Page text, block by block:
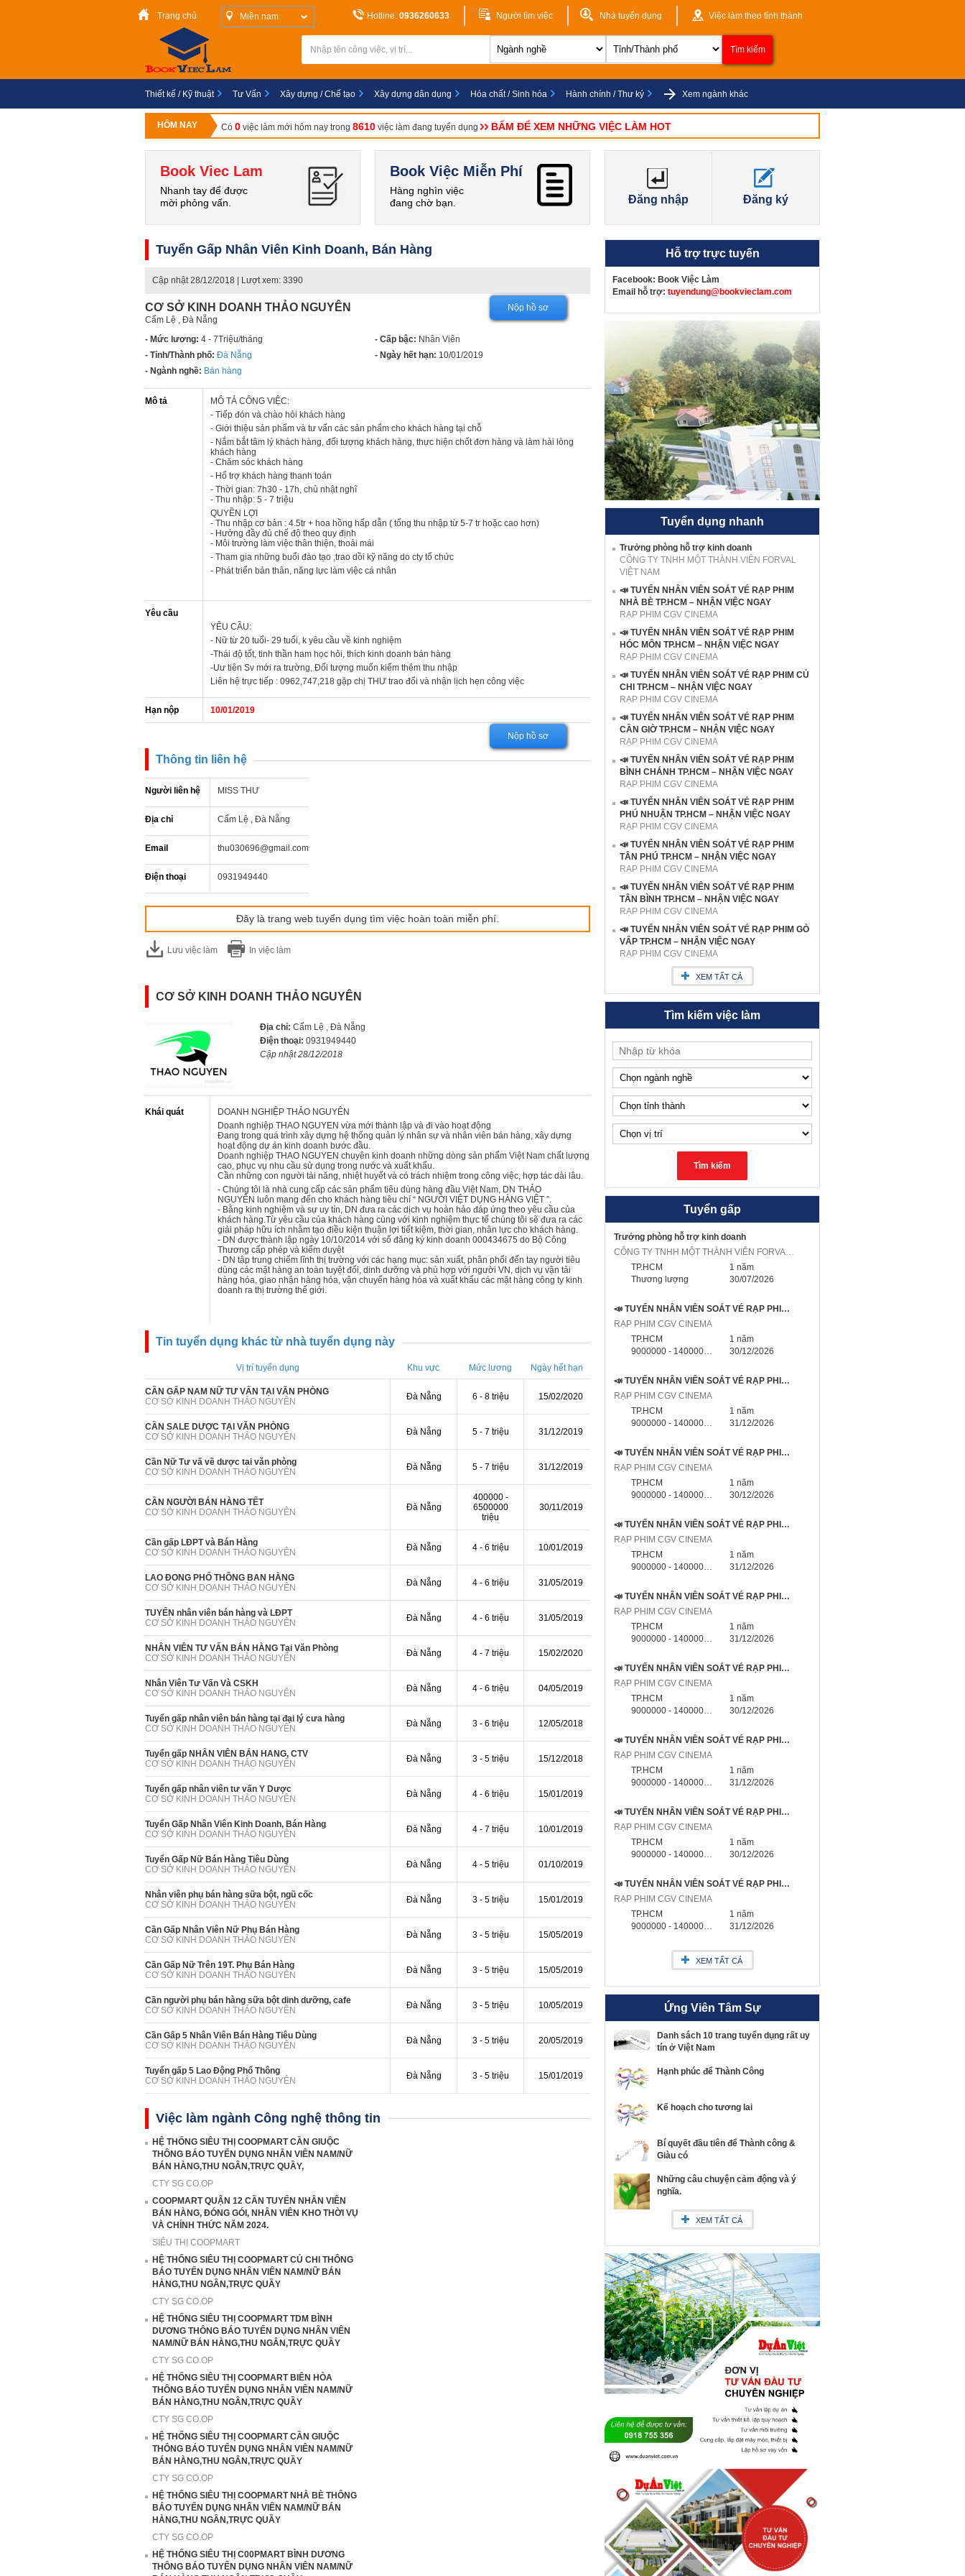
Trang chủ Miền nam Hotline: 0936260633 Người tìm việc Nhà tuyển dụng Việc làm theo tỉnh thành
Thiết kế / Kỹ thuật Tư Vấn Xây dựng / Chế tạo Xây dựng dân dụng Hóa chất / Sinh hóa Hành chính / Thư ký Xem ngành khác
HÔM NAY Có 0 việc làm mới hôm nay trong 8610 việc làm đang tuyển dụng BẤM ĐỂ XEM NHỮNG VIỆC LÀM HOT
Book Viec Lam
Nhanh tay để được
mời phỏng vấn.
Book Việc Miễn Phí
Hàng nghìn việc
đang chờ bạn.
Đăng nhập Đăng ký
Tuyển Gấp Nhân Viên Kinh Doanh, Bán Hàng
Cập nhật28/12/2018 | Lượt xem: 3390
CƠ SỞ KINH DOANH THẢO NGUYÊN
Cẩm Lệ , Đà Nẵng
Nộp hồ sơ
- Mức lương: 4 - 7Triệu/tháng
- Tỉnh/Thành phố: Đà Nẵng
- Ngành nghề: Bán hàng
- Cấp bậc: Nhân Viên
- Ngày hết hạn: 10/01/2019
Mô tả
MÔ TẢ CÔNG VIỆC:
- Tiếp đón và chào hỏi khách hàng
- Giới thiệu sản phẩm và tư vấn các sản phẩm cho khách hàng tại chỗ
- Nắm bắt tâm lý khách hàng, đối tượng khách hàng, thực hiện chốt đơn hàng và làm hài lòng
khách hàng
- Chăm sóc khách hàng
- Hổ trợ khách hàng thanh toán
- Thời gian: 7h30 - 17h, chủ nhật nghĩ
- Thu nhập: 5 - 7 triệu
QUYỀN LỢI
- Thu nhập cơ bản : 4.5tr + hoa hồng hấp dẫn ( tổng thu nhập từ 5-7 tr hoặc cao hơn)
- Hưởng đầy đủ chế độ theo quy định
- Môi trường làm việc thân thiện, thoải mái
- Tham gia những buổi đào tạo ,trao dồi kỹ năng do cty tổ chức
- Phát triển bản thân, năng lực làm việc cá nhân
Yêu cầu
YÊU CẦU:
- Nữ từ 20 tuổi- 29 tuổi, k yêu cầu về kinh nghiệm
-Thái độ tốt, tinh thần ham học hỏi, thích kinh doanh bán hàng
-Uư tiên Sv mới ra trường, Đối tượng muốn kiếm thêm thu nhập
Liên hệ trực tiếp : 0962,747,218 gặp chị THƯ trao đổi và nhận lịch hẹn công việc
Hạn nộp 10/01/2019
Nộp hồ sơ
Thông tin liên hệ
Người liên hệ MISS THƯ
Địa chỉ Cẩm Lệ , Đà Nẵng
Email thu030696@gmail.com
Điện thoại 0931949440
Đây là trang web tuyển dụng tìm việc hoàn toàn miễn phí.
Lưu việc làm In việc làm
CƠ SỞ KINH DOANH THẢO NGUYÊN
Địa chỉ: Cẩm Lệ , Đà Nẵng
Điện thoại: 0931949440
Cập nhật 28/12/2018
Khái quát
DOANH NGHIỆP THẢO NGUYÊN
Doanh nghiệp THAO NGUYEN vừa mới thành lập và đi vào hoạt động
Đang trong quá trình xây dựng hệ thống quản lý nhân sự và nhân viên bán hàng, xây dựng
hoạt động dự án kinh doanh bước đầu.
Doanh nghiệp THAO NGUYEN chuyên kinh doanh những dòng sản phẩm Việt Nam chất lượng
cao, phục vụ nhu cầu sử dụng trong nước và xuất khẩu.
Cần những con người tài năng, nhiệt huyết và có trách nhiệm trong công việc, hợp tác dài lâu.
- Chúng tôi là nhà cung cấp các sản phẩm tiêu dùng hàng đầu Việt Nam, DN THẢO
NGUYÊN luôn mang đến cho khách hàng tiêu chí “ NGƯỜI VIỆT DỤNG HÀNG VIỆT ”.
- Bằng kinh nghiệm và sự uy tín, DN đưa ra các dịch vụ hoàn hảo đáp ứng theo yêu cầu của
khách hàng.Từ yêu cầu của khách hàng cùng với kinh nghiệm thực tế chúng tôi sẽ đưa ra các
giải pháp hữu ích nhằm tạo điều kiện thuận lợi tiết kiệm, thời gian, nhân lực cho khách hàng.
- DN được thành lập ngày 10/10/2014 với số đăng ký kinh doanh 000434675 do Bộ Công
Thương cấp phép và kiểm duyệt
- DN tập trung chiếm lĩnh thị trường với các hạng mục: sản xuất, phân phối đến tay người tiêu
dùng các mặt hàng an toàn tuyệt đối, dinh dưỡng và phù hợp với người VN, dịch vụ vận tải
hàng hóa, giao nhận hàng hóa, vận chuyển hàng hóa và xuất khẩu các mặt hàng công ty kinh
doanh ra thị trường thế giới.
Tin tuyển dụng khác từ nhà tuyển dụng này
Vị trí tuyển dụng Khu vực Mức lương Ngày hết hạn
CẦN GẤP NAM NỮ TƯ VẤN TẠI VĂN PHÒNG
CƠ SỞ KINH DOANH THẢO NGUYÊN
Đà Nẵng 6 - 8 triệu 15/02/2020
CẦN SALE DƯỢC TẠI VĂN PHÒNG
CƠ SỞ KINH DOANH THẢO NGUYÊN
Đà Nẵng 5 - 7 triệu 31/12/2019
Cần Nữ Tư vấ về dược tai văn phòng
CƠ SỞ KINH DOANH THẢO NGUYÊN
Đà Nẵng 5 - 7 triệu 31/12/2019
CẦN NGƯỜI BÁN HÀNG TẾT
CƠ SỞ KINH DOANH THẢO NGUYÊN
Đà Nẵng
400000 -
6500000
triệu
30/11/2019
Cần gấp LĐPT và Bán Hàng
CƠ SỞ KINH DOANH THẢO NGUYÊN
Đà Nẵng 4 - 6 triệu 10/01/2019
LAO ĐONG PHỔ THÔNG BAN HÀNG
CƠ SỞ KINH DOANH THẢO NGUYÊN
Đà Nẵng 4 - 6 triệu 31/05/2019
TUYỂN nhân viên bán hàng và LĐPT
CƠ SỞ KINH DOANH THẢO NGUYÊN
Đà Nẵng 4 - 6 triệu 31/05/2019
NHÂN VIÊN TƯ VẤN BÁN HÀNG Tại Văn Phòng
CƠ SỞ KINH DOANH THẢO NGUYÊN
Đà Nẵng 4 - 7 triệu 15/02/2020
Nhân Viên Tư Vấn Và CSKH
CƠ SỞ KINH DOANH THẢO NGUYÊN
Đà Nẵng 4 - 6 triệu 04/05/2019
Tuyển gấp nhân viên bán hàng tại đại lý cưa hàng
CƠ SỞ KINH DOANH THẢO NGUYÊN
Đà Nẵng 3 - 6 triệu 12/05/2018
Tuyển gấp NHÂN VIÊN BÁN HANG, CTV
CƠ SỞ KINH DOANH THẢO NGUYÊN
Đà Nẵng 3 - 5 triệu 15/12/2018
Tuyển gấp nhân viên tư vấn Y Dược
CƠ SỞ KINH DOANH THẢO NGUYÊN
Đà Nẵng 4 - 6 triệu 15/01/2019
Tuyển Gấp Nhân Viên Kinh Doanh, Bán Hàng
CƠ SỞ KINH DOANH THẢO NGUYÊN
Đà Nẵng 4 - 7 triệu 10/01/2019
Tuyển Gấp Nữ Bán Hàng Tiêu Dùng
CƠ SỞ KINH DOANH THẢO NGUYÊN
Đà Nẵng 4 - 5 triệu 01/10/2019
Nhân viên phụ bán hàng sữa bột, ngũ cốc
CƠ SỞ KINH DOANH THẢO NGUYÊN
Đà Nẵng 3 - 5 triệu 15/01/2019
Cần Gấp Nhân Viên Nữ Phụ Bán Hàng
CƠ SỞ KINH DOANH THẢO NGUYÊN
Đà Nẵng 3 - 5 triệu 15/05/2019
Cần Gấp Nữ Trên 19T. Phụ Bán Hàng
CƠ SỞ KINH DOANH THẢO NGUYÊN
Đà Nẵng 3 - 5 triệu 15/05/2019
Cần người phụ bán hàng sữa bột dinh dưỡng, cafe
CƠ SỞ KINH DOANH THẢO NGUYÊN
Đà Nẵng 3 - 5 triệu 10/05/2019
Cần Gấp 5 Nhân Viên Bán Hàng Tiêu Dùng
CƠ SỞ KINH DOANH THẢO NGUYÊN
Đà Nẵng 3 - 5 triệu 20/05/2019
Tuyển gấp 5 Lao Động Phổ Thông
CƠ SỞ KINH DOANH THẢO NGUYÊN
Đà Nẵng 3 - 5 triệu 15/01/2019
Việc làm ngành Công nghệ thông tin
HỆ THỐNG SIÊU THỊ COOPMART CẦN GIUỘC
THÔNG BÁO TUYỂN DỤNG NHÂN VIÊN NAM/NỮ
BÁN HÀNG,THU NGÂN,TRỰC QUẦY,
CTY SG CO.OP
COOPMART QUẬN 12 CẦN TUYỂN NHÂN VIÊN
BÁN HÀNG, ĐÓNG GÓI, NHÂN VIÊN KHO THỜI VỤ
VÀ CHÍNH THỨC NĂM 2024.
SIÊU THỊ COOPMART
HỆ THỐNG SIÊU THỊ COOPMART CỦ CHI THÔNG
BÁO TUYỂN DỤNG NHÂN VIÊN NAM/NỮ BÁN
HÀNG,THU NGÂN,TRỰC QUẦY
CTY SG CO.OP
HỆ THỐNG SIÊU THỊ COOPMART TDM BÌNH
DƯƠNG THÔNG BÁO TUYỂN DỤNG NHÂN VIÊN
NAM/NỮ BÁN HÀNG,THU NGÂN,TRỰC QUẦY
CTY SG CO.OP
HỆ THỐNG SIÊU THỊ COOPMART BIÊN HÒA
THÔNG BÁO TUYỂN DỤNG NHÂN VIÊN NAM/NỮ
BÁN HÀNG,THU NGÂN,TRỰC QUẦY
CTY SG CO.OP
HỆ THỐNG SIÊU THỊ COOPMART CẦN GIUỘC
THÔNG BÁO TUYỂN DỤNG NHÂN VIÊN NAM/NỮ
BÁN HÀNG,THU NGÂN,TRỰC QUẦY
CTY SG CO.OP
HỆ THỐNG SIÊU THỊ COOPMART NHÀ BÈ THÔNG
BÁO TUYỂN DỤNG NHÂN VIÊN NAM/NỮ BÁN
HÀNG,THU NGÂN,TRỰC QUẦY
CTY SG CO.OP
HỆ THỐNG SIÊU THỊ C00PMART BÌNH DƯƠNG
THÔNG BÁO TUYỂN DỤNG NHÂN VIÊN NAM/NỮ
Hỗ trợ trực tuyến
Facebook: Book Việc Làm
Email hỗ trợ: tuyendung@bookvieclam.com
Tuyển dụng nhanh
Trưởng phòng hỗ trợ kinh doanh
CÔNG TY TNHH MỘT THÀNH VIÊN FORVAL
VIỆT NAM
📣 TUYỂN NHÂN VIÊN SOÁT VÉ RẠP PHIM
NHÀ BÈ TP.HCM – NHẬN VIỆC NGAY
RẠP PHIM CGV CINEMA
📣 TUYỂN NHÂN VIÊN SOÁT VÉ RẠP PHIM
HÓC MÔN TP.HCM – NHẬN VIỆC NGAY
RẠP PHIM CGV CINEMA
📣 TUYỂN NHÂN VIÊN SOÁT VÉ RẠP PHIM CỦ
CHI TP.HCM – NHẬN VIỆC NGAY
RẠP PHIM CGV CINEMA
📣 TUYỂN NHÂN VIÊN SOÁT VÉ RẠP PHIM
CẦN GIỜ TP.HCM – NHẬN VIỆC NGAY
RẠP PHIM CGV CINEMA
📣 TUYỂN NHÂN VIÊN SOÁT VÉ RẠP PHIM
BÌNH CHÁNH TP.HCM – NHẬN VIỆC NGAY
RẠP PHIM CGV CINEMA
📣 TUYỂN NHÂN VIÊN SOÁT VÉ RẠP PHIM
PHÚ NHUẬN TP.HCM – NHẬN VIỆC NGAY
RẠP PHIM CGV CINEMA
📣 TUYỂN NHÂN VIÊN SOÁT VÉ RẠP PHIM
TÂN PHÚ TP.HCM – NHẬN VIỆC NGAY
RẠP PHIM CGV CINEMA
📣 TUYỂN NHÂN VIÊN SOÁT VÉ RẠP PHIM
TÂN BÌNH TP.HCM – NHẬN VIỆC NGAY
RẠP PHIM CGV CINEMA
📣 TUYỂN NHÂN VIÊN SOÁT VÉ RẠP PHIM GÒ
VẤP TP.HCM – NHẬN VIỆC NGAY
RẠP PHIM CGV CINEMA
XEM TẤT CẢ
Tìm kiếm việc làm
Tuyển gấp
Trưởng phòng hỗ trợ kinh doanh
CÔNG TY TNHH MỘT THÀNH VIÊN FORVAL VIỆT NAM
TP.HCM
1 năm
Thương lượng
30/07/2026
📣 TUYỂN NHÂN VIÊN SOÁT VÉ RẠP PHIM NHÀ BÈ TP.HCM – NHẬN VIỆC NGAY
RẠP PHIM CGV CINEMA
TP.HCM
1 năm
9000000 - 14000000 triệu
30/12/2026
📣 TUYỂN NHÂN VIÊN SOÁT VÉ RẠP PHIM HÓC MÔN TP.HCM – NHẬN VIỆC NGAY
RẠP PHIM CGV CINEMA
TP.HCM
1 năm
9000000 - 14000000 triệu
31/12/2026
📣 TUYỂN NHÂN VIÊN SOÁT VÉ RẠP PHIM CỦ CHI TP.HCM – NHẬN VIỆC NGAY
RẠP PHIM CGV CINEMA
TP.HCM
1 năm
9000000 - 14000000 triệu
30/12/2026
📣 TUYỂN NHÂN VIÊN SOÁT VÉ RẠP PHIM CẦN GIỜ TP.HCM – NHẬN VIỆC NGAY
RẠP PHIM CGV CINEMA
TP.HCM
1 năm
9000000 - 14000000 triệu
31/12/2026
📣 TUYỂN NHÂN VIÊN SOÁT VÉ RẠP PHIM BÌNH CHÁNH TP.HCM – NHẬN VIỆC NGAY
RẠP PHIM CGV CINEMA
TP.HCM
1 năm
9000000 - 14000000 triệu
31/12/2026
📣 TUYỂN NHÂN VIÊN SOÁT VÉ RẠP PHIM PHÚ NHUẬN TP.HCM – NHẬN VIỆC NGAY
RẠP PHIM CGV CINEMA
TP.HCM
1 năm
9000000 - 14000000 triệu
30/12/2026
📣 TUYỂN NHÂN VIÊN SOÁT VÉ RẠP PHIM TÂN PHÚ TP.HCM – NHẬN VIỆC NGAY
RẠP PHIM CGV CINEMA
TP.HCM
1 năm
9000000 - 14000000 triệu
31/12/2026
📣 TUYỂN NHÂN VIÊN SOÁT VÉ RẠP PHIM TÂN BÌNH TP.HCM – NHẬN VIỆC NGAY
RẠP PHIM CGV CINEMA
TP.HCM
1 năm
9000000 - 14000000 triệu
30/12/2026
📣 TUYỂN NHÂN VIÊN SOÁT VÉ RẠP PHIM GÒ VẤP TP.HCM – NHẬN VIỆC NGAY
RẠP PHIM CGV CINEMA
TP.HCM
1 năm
9000000 - 14000000 triệu
31/12/2026
XEM TẤT CẢ
Ứng Viên Tâm Sự
Danh sách 10 trang tuyển dụng rất uy
tín ở Việt Nam
Hạnh phúc để Thành Công
Kế hoạch cho tương lai
Bí quyết đầu tiên để Thành công &
Giàu có
Những câu chuyện cảm động và ý
nghĩa.
XEM TẤT CẢ